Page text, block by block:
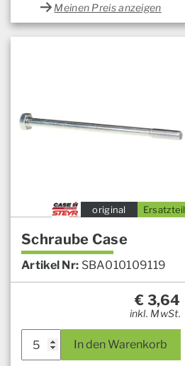
Meinen Preis anzeigen
Ersatzteil
original
Schraube Case
Artikel Nr: SBA010109119
€ 3,64
inkl. MwSt.
In den Warenkorb